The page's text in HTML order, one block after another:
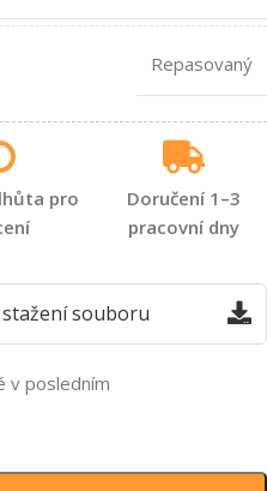
Repasovaný
pro
Doručení 1–3
pracovní dny
souboru
v posledním